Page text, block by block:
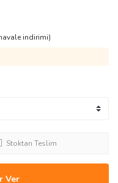
indirimi)
Stoktan Teslim
Ver